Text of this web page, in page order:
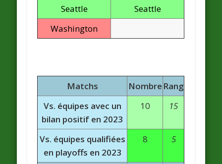
Seattle
Seattle
Washington
Matchs Nombre Rang
Vs. équipes avec un
bilan positif en 2023
10 15
Vs. équipes qualifiées
en playoffs en 2023
8 5